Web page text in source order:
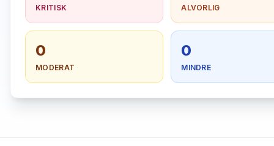
KRITISK ALVORLIG
0
MODERAT
0
MINDRE